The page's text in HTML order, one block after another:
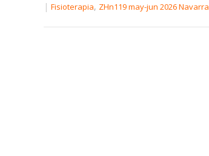
| Fisioterapia, ZHn119 may-jun 2026 Navarra